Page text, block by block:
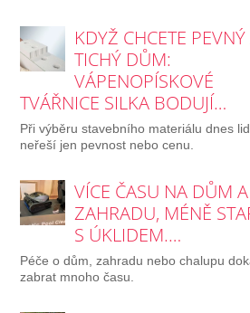
KDYŽ CHCETE PEVNÝ
TICHÝ DŮM:
VÁPENOPÍSKOVÉ
TVÁŘNICE SILKA BODUJÍ…
Při výběru stavebního materiálu dnes
neřeší jen pevnost nebo cenu.
VÍCE ČASU NA DŮM A
ZAHRADU, MÉNĚ
S ÚKLIDEM.…
Péče o dům, zahradu nebo chalupu
zabrat mnoho času.